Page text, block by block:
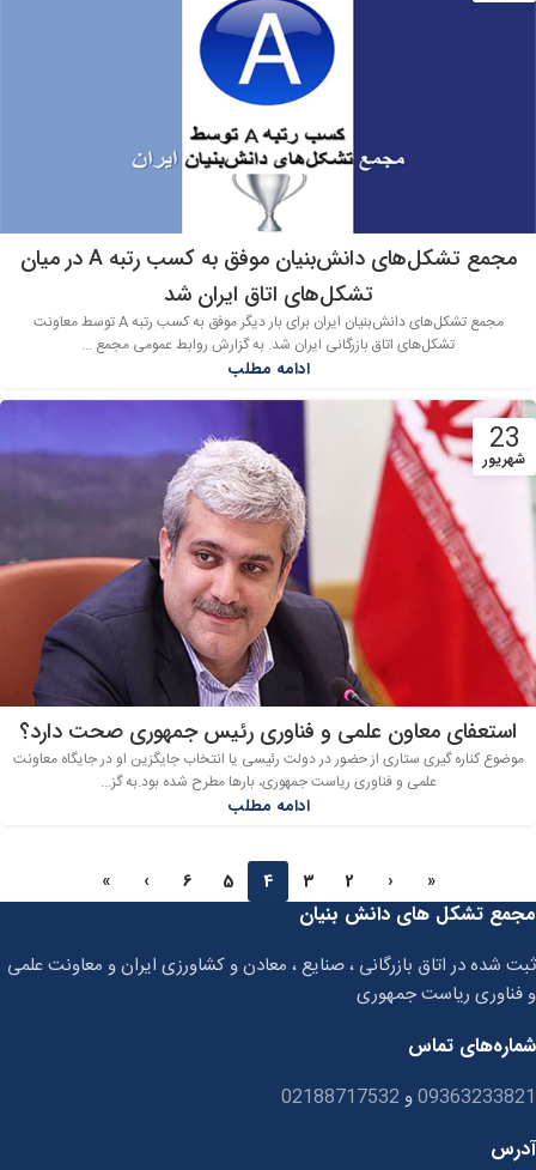
مجمع تشکل‌های دانش‌بنیان موفق به کسب رتبه A در میان
تشکل‌های اتاق ایران شد
مجمع تشکل‌های دانش‌بنیان ایران برای بار دیگر موفق به کسب رتبه A توسط معاونت
تشکل‌های اتاق بازرگانی ایران شد. به گزارش روابط عمومی مجمع ...
ادامه مطلب
23
شهریور
استعفای معاون علمی و فناوری رئیس جمهوری صحت دارد؟
موضوع کناره گیری ستاری از حضور در دولت رئیسی یا انتخاب جایگزین او در جایگاه معاونت
علمی و فناوری ریاست جمهوری، بارها مطرح شده بود.به گز...
ادامه مطلب
«
‹
2
3
4
5
6
›
»
مجمع تشکل های دانش بنیان
ثبت شده در اتاق بازرگانی ، صنایع ، معادن و کشاورزی ایران و معاونت علمی
و فناوری ریاست جمهوری
شماره‌های تماس
09363233821و 02188717532
آدرس